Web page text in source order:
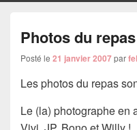
Photos du
Posté le 21 janvier 2007par
Les photos du repas
Le (la) photographe en